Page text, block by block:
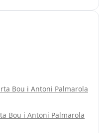
Bou i Antoni Palmarola
Bou i Antoni Palmarola